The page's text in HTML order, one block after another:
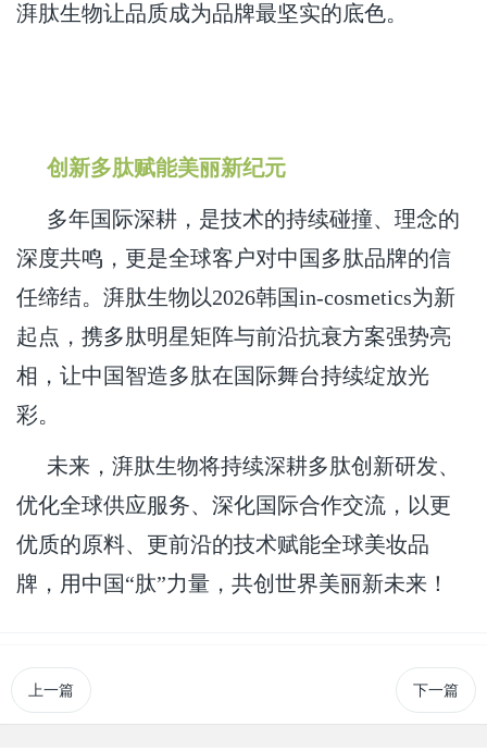
湃肽生物让品质成为品牌最坚实的底色。
创新多肽赋能美丽新纪元
多年国际深耕，是技术的持续碰撞、理念的
深度共鸣，更是全球客户对中国多肽品牌的信
任缔结。湃肽生物以2026韩国in-cosmetics为新
起点，携多肽明星矩阵与前沿抗衰方案强势亮
相，让中国智造多肽在国际舞台持续绽放光
彩。
未来，湃肽生物将持续深耕多肽创新研发、
优化全球供应服务、深化国际合作交流，以更
优质的原料、更前沿的技术赋能全球美妆品
牌，用中国“肽”力量，共创世界美丽新未来！
上一篇 下一篇